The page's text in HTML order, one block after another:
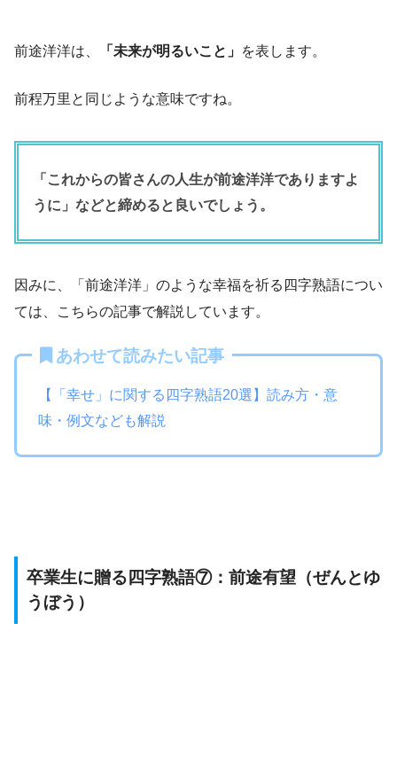
前途洋洋は、 「未来が明るいこと」 を表します。
前程万里と同じような意味ですね。
「これからの皆さんの人生が前途洋洋でありますよ
うに」などと締めると良いでしょう。
因みに、「前途洋洋」のような幸福を祈る四字熟語につい
ては、こちらの記事で解説しています。
あわせて読みたい記事
【「幸せ」に関する四字熟語20選】読み方・意
味・例文なども解説
卒業生に贈る四字熟語⑦：前途有望（ぜんとゆ
うぼう）